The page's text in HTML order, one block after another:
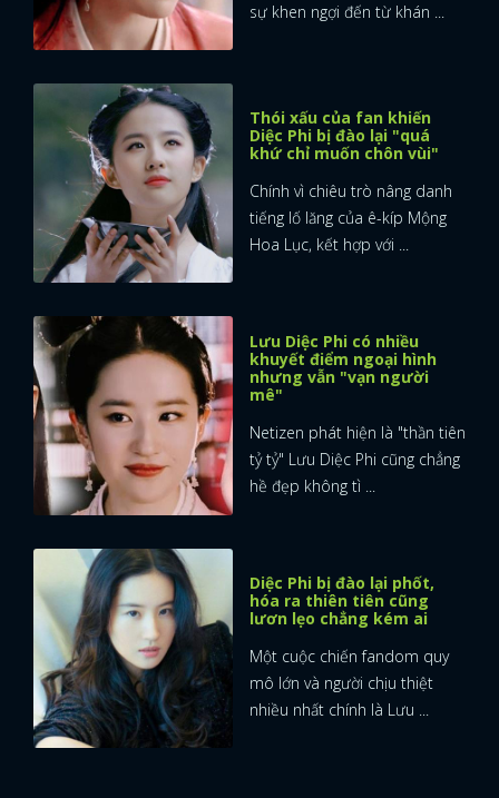
sự khen ngợi đến từ khán ...
Thói xấu của fan khiến
Diệc Phi bị đào lại "quá
khứ chỉ muốn chôn vùi"
Chính vì chiêu trò nâng danh
tiếng lố lăng của ê-kíp Mộng
Hoa Lục, kết hợp với ...
Lưu Diệc Phi có nhiều
khuyết điểm ngoại hình
nhưng vẫn "vạn người
mê"
Netizen phát hiện là "thần tiên
tỷ tỷ" Lưu Diệc Phi cũng chẳng
hề đẹp không tì ...
Diệc Phi bị đào lại phốt,
hóa ra thiên tiên cũng
lươn lẹo chẳng kém ai
Một cuộc chiến fandom quy
mô lớn và người chịu thiệt
nhiều nhất chính là Lưu ...